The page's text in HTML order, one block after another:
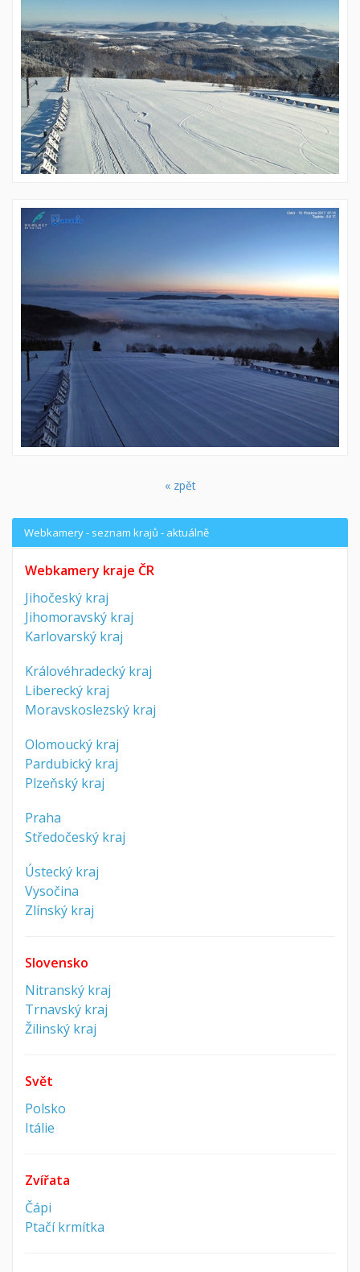
« zpět
Webkamery - seznam krajů - aktuálně
Webkamery kraje ČR
Jihočeský kraj
Jihomoravský kraj
Karlovarský kraj
Královéhradecký kraj
Liberecký kraj
Moravskoslezský kraj
Olomoucký kraj
Pardubický kraj
Plzeňský kraj
Praha
Středočeský kraj
Ústecký kraj
Vysočina
Zlínský kraj
Slovensko
Nitranský kraj
Trnavský kraj
Žilinský kraj
Svět
Polsko
Itálie
Zvířata
Čápi
Ptačí krmítka